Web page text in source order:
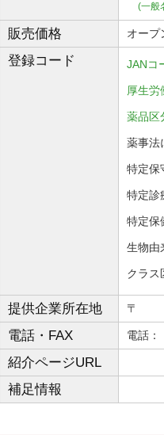
(一般
販売価格 オープ
登録コード JANコ
厚生
薬品
薬事
特定
特定
特定
生物
クラ
提供企業所在地 〒
電話・FAX 電
紹介ページURL
補足情報